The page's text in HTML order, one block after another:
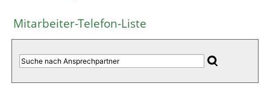
Mitarbeiter-Telefon-Liste